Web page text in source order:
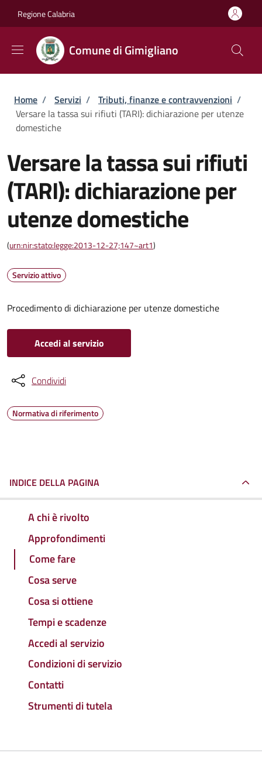
Regione Calabria
Comune di Gimigliano
Briciole di pane
Home / Servizi / Tributi, finanze e contravvenzioni /
Versare la tassa sui rifiuti (TARI): dichiarazione per utenze
domestiche
Versare la tassa sui rifiuti
(TARI): dichiarazione per
utenze domestiche
(urn:nir:stato:legge:2013-12-27;147~art1)
Servizio attivo
Procedimento di dichiarazione per utenze domestiche
Accedi al servizio
Condividi
Normativa di riferimento
INDICE DELLA PAGINA
A chi è rivolto
Approfondimenti
Come fare
Cosa serve
Cosa si ottiene
Tempi e scadenze
Accedi al servizio
Condizioni di servizio
Contatti
Strumenti di tutela